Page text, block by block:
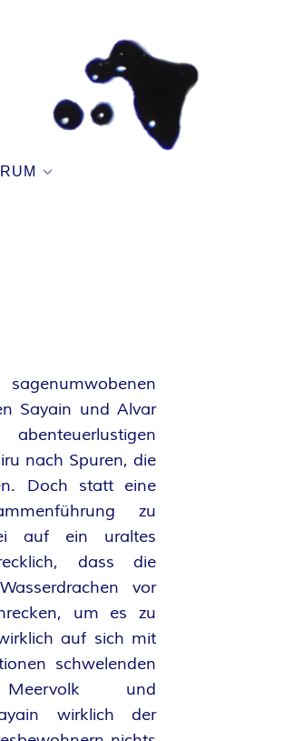
Sayain und Alvar
nach Spuren, die
Doch statt eine
zu
auf ein uraltes
dass die
vor
um es zu
auf sich mit
schwelenden
und
wirklich der